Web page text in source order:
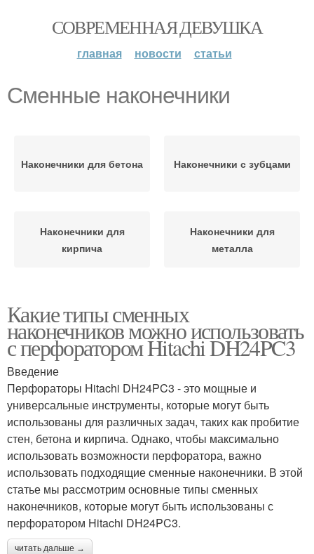
СОВРЕМЕННАЯ ДЕВУШКА
главная новости статьи
Сменные наконечники
Наконечники для бетона Наконечники с зубцами
Наконечники для
кирпича
Наконечники для
металла
Какие типы сменных
наконечников можно использовать
с перфоратором Hitachi DH24PC3
Введение
Перфораторы Hitachi DH24PC3 - это мощные и
универсальные инструменты, которые могут быть
использованы для различных задач, таких как пробитие
стен, бетона и кирпича. Однако, чтобы максимально
использовать возможности перфоратора, важно
использовать подходящие сменные наконечники. В этой
статье мы рассмотрим основные типы сменных
наконечников, которые могут быть использованы с
перфоратором Hitachi DH24PC3.
читать дальше →